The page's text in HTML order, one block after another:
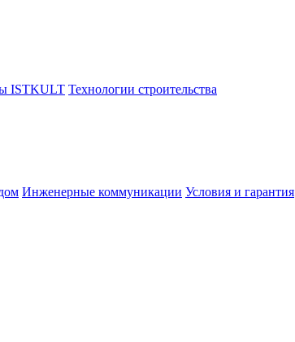
ISTKULT Технологии строительства
Инженерные коммуникации Условия и гарантия